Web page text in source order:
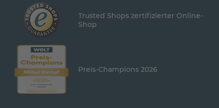
Trusted Shops zertifizierter Online-
Shop
Preis-Champions 2026